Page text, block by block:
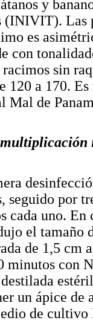
y
Las
es
con
sin
120 a 170.
Mal de
seguido por
cada uno. En
el tamaño
de 1,5 cm
minutos con
un ápice
de